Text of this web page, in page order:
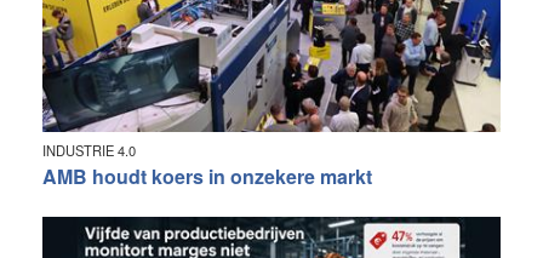
INDUSTRIE 4.0
AMB houdt koers in onzekere markt